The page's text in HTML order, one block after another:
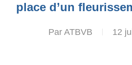
place d’un
Par ATBVB 12